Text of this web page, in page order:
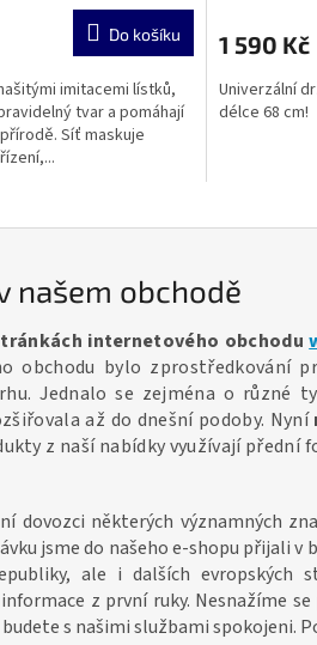
Do košíku
imitacemi lístků,
tvar a pomáhají
Síť maskuje
1 590 Kč
Univerzální
délce 68 cm!
našem obchodě
internetového obchodu
obchodu bylo zprostředkování
Jednalo se zejména o různé
až do dnešní podoby. Nyní
z naší nabídky využívají
dovozci některých významných
jsme do našeho e-shopu přijali v
ale i dalších evropských
z první ruky. Nesnažíme
s našimi službami spokojeni.